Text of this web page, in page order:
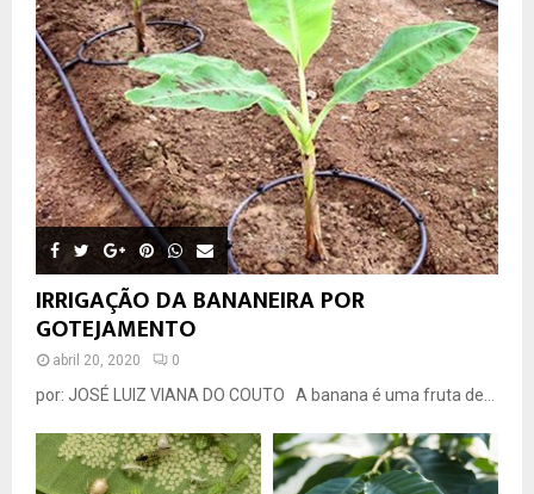
IRRIGAÇÃO DA BANANEIRA POR
GOTEJAMENTO
abril 20, 2020 0
por: JOSÉ LUIZ VIANA DO COUTO A banana é uma fruta de...